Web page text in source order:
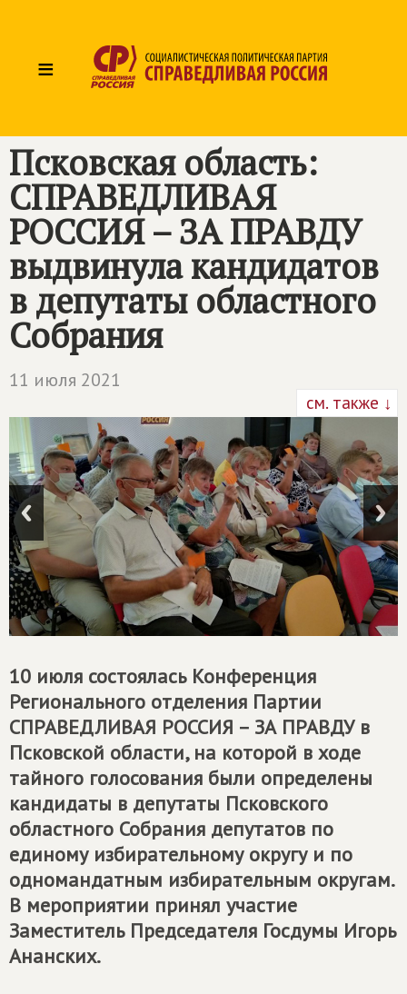
≡
Псковская область:
СПРАВЕДЛИВАЯ
РОССИЯ – ЗА ПРАВДУ
выдвинула кандидатов
в депутаты областного
Собрания
11 июля 2021
см. также ↓
10 июля состоялась Конференция
Регионального отделения Партии
СПРАВЕДЛИВАЯ РОССИЯ – ЗА ПРАВДУв
Псковской области, на которой в ходе
тайного голосования были определены
кандидаты в депутаты Псковского
областного Собрания депутатов по
единому избирательному округу и по
одномандатным избирательным округам.
В мероприятии принял участие
Заместитель Председателя Госдумы Игорь
Ананских.